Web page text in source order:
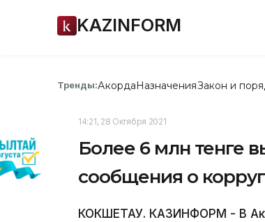
KAZINFORM
Тренды:АкордаНазначенияЗакон и
14:21, 28 Октября 2021
Более 6 млн тенге
сообщения о
КОКШЕТАУ. КАЗИНФОРМ - В